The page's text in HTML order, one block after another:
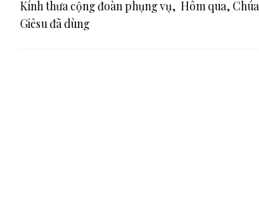
Kính thưa cộng đoàn phụng vụ, Hôm qua, Chúa
Giêsu đã dùng